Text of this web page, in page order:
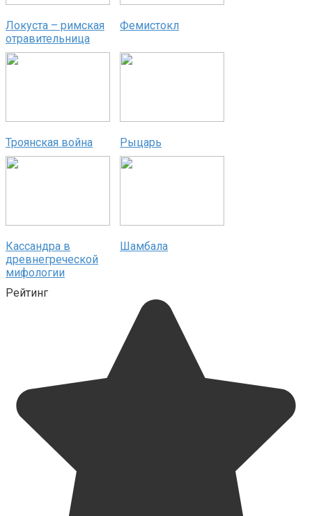
Локуста – римская
отравительница
Фемистокл
Троянская война Рыцарь
Кассандра в
древнегреческой
мифологии
Шамбала
Рейтинг